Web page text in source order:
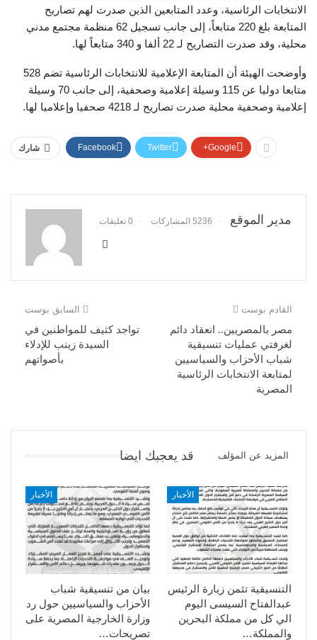
الانتخابات الرئاسية، وعدد المتابعين الذين صدرت لهم تصاريح
المتابعة بلغ 220 متابعاً، إلى جانب تسجيل 62 منظمة مجتمع مدني
محلية، وقد صدرت التصاريح لـ 22 ألفا و 340 متابعاً لها.
وأوضحت الهيئة أن المتابعة الإعلامية للانتخابات الرئاسية تضم 528
متابعا دوليا عن 115 وسيلة إعلامية وصحفية، إلى جانب 70 وسيلة
إعلامية وصحفية محلية صدرت تصاريح لـ 4218 صحفيا وإعلاميا لها.
شارك Facebook Twitter Google+
مدير الموقع 5236 المشاركات 0 تعليقات
السابق بوست
تواجد كثيف للمواطنين في
السيدة زينب للإدلاء
بأصواتهم
القادم بوست
مصر بالمصريين.. انعقاد دائم
لغرفتي عمليات تنسيقية
شباب الأحزاب والسياسيين
لمتابعة الانتخابات الرئاسية
المصرية
قد يعجبك ايضا المزيد عن المؤلف
الأخبار
بيان من تنسيقية شباب
الأحزاب والسياسيين حول رد
وزارة الخارجية المصرية على
تصريحات…
الأخبار
التنسيقية تثمن زيارة الرئيس
عبدالفتاح السيسى اليوم
الي كل من مملكة البحرين
والمملكة…